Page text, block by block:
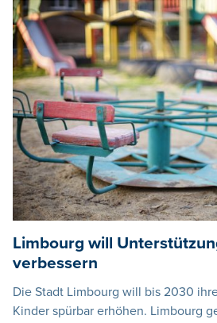
Limbourg will
verbessern
Die Stadt Limbourg will bis 2030
Kinder spürbar erhöhen. Limbourg